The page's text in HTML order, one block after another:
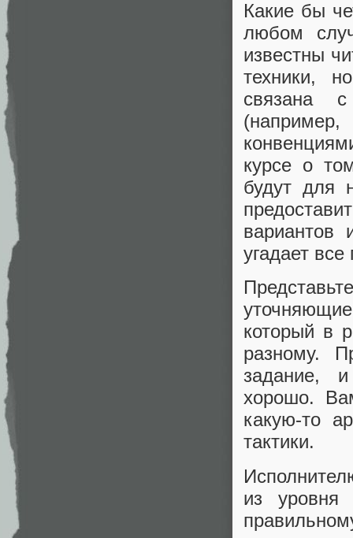
Какие бы
любом
известны
техники,
связана
курсе о
будут для
вариантов
угадает
который в
разному.
задание,
хорошо.
какую-то
тактики.
из уровня